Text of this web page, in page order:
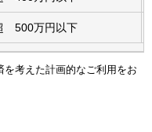
500万円以下
考えた計画的なご利用をお